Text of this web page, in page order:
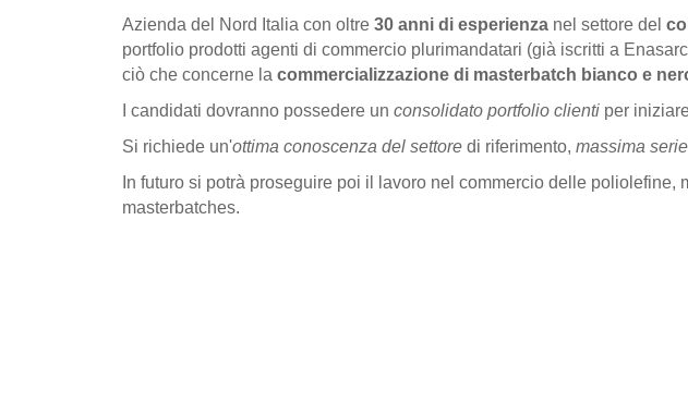
Azienda del Nord Italia con oltre 30 anni di esperienza nel settore del
portfolio prodotti agenti di commercio plurimandatari (già iscritti a
ciò che concerne la commercializzazione di masterbatch bianco e
I candidati dovranno possedere un consolidato portfolio clienti per
Si richiede un'ottima conoscenza del settore di riferimento, massima
In futuro si potrà proseguire poi il lavoro nel commercio delle
masterbatches.